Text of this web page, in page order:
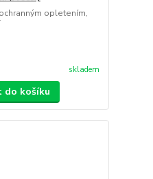
opletením,
skladem
do košíku